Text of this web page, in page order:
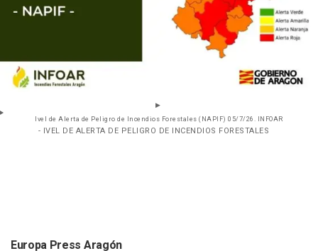
Ivel de Alerta de Peligro de Incendios Forestales (NAPIF) 05/7/26. INFOAR
- IVEL DE ALERTA DE PELIGRO DE INCENDIOS FORESTALES
Europa Press Aragón